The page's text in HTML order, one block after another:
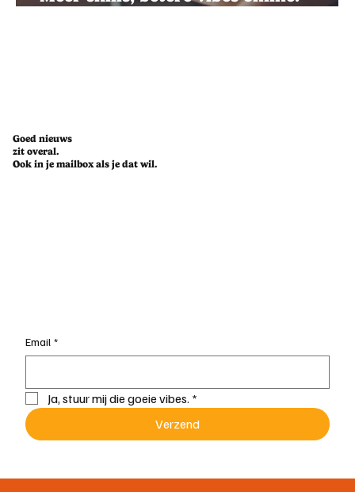
Goed nieuws
zit overal.
Ook in je mailbox als je dat wil.
Email *
Ja, stuur mij die goeie vibes. *
Verzend